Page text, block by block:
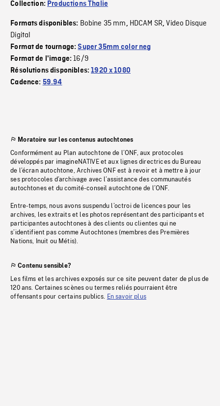
Collection: Productions Thalie
Formats disponibles: Bobine 35 mm, HDCAM SR,Video Disque
Digital
Format de tournage:Super 35mm color neg
Format de l'image:16/9
Résolutions disponibles:1920 x 1080
Cadence: 59.94
Moratoire sur les contenus autochtones
Conformément au Plan autochtone de l’ONF, aux protocoles
développés par imagineNATIVE et aux lignes directrices du Bureau
de l’écran autochtone, Archives ONF est à revoir et à mettre à jour
ses protocoles d’archivage avec l’assistance des communautés
autochtones et du comité-conseil autochtone de l’ONF.
Entre-temps, nous avons suspendu l’octroi de licences pour les
archives, les extraits et les photos représentant des participants et
participantes autochtones à des clients ou clientes qui ne
s’identifient pas comme Autochtones (membres des Premières
Nations, Inuit ou Métis).
Contenu sensible?
Les films et les archives exposés sur ce site peuvent dater de plus de
120 ans. Certaines scènes ou termes reliés pourraient être
offensants pour certains publics. En savoir plus